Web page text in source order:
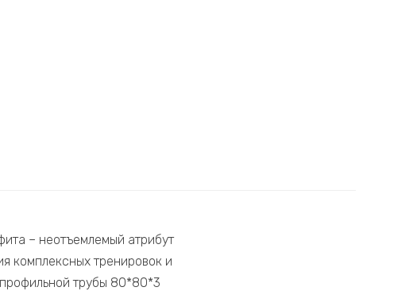
– неотъемлемый атрибут
комплексных тренировок и
трубы 80*80*3